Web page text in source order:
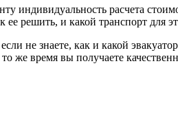
индивидуальность расчета
решить, и какой транспорт для
не знаете, как и какой
же время вы получаете